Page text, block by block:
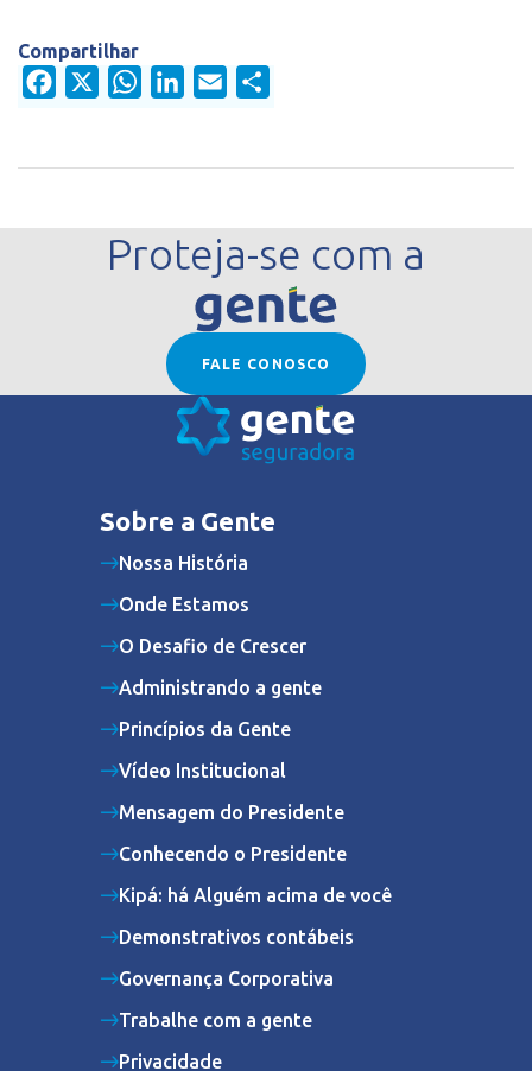
Compartilhar
Facebook
WhatsAppLinkedIn
Email
Proteja-se com a
FALE CONOSCO
Sobre a Gente
Nossa História
Onde Estamos
O Desafio de Crescer
Administrando a gente
Princípios da Gente
Vídeo Institucional
Mensagem do Presidente
Conhecendo o Presidente
Kipá: há Alguém acima de você
Demonstrativos contábeis
Governança Corporativa
Trabalhe com a gente
Privacidade